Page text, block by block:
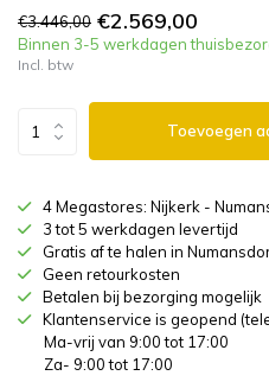
€3.446,00 €2.569,00
Binnen 3-5 werkdagen
Incl. btw
Toevoegen
4 Megastores: Nijkerk -
3 tot 5 werkdagen levertijd
Gratis af te halen in
Geen retourkosten
Betalen bij bezorging mogelijk
Klantenservice is geopend
Ma-vrij van 9:00 tot 17:00
Za- 9:00 tot 17:00